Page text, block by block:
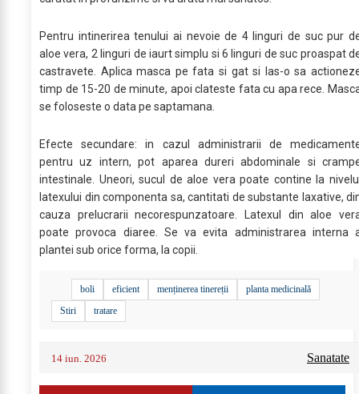
Pentru intinerirea tenului ai nevoie de 4 linguri de suc pur
aloe vera, 2 linguri de iaurt simplu si 6 linguri de suc proaspat
castravete. Aplica masca pe fata si gat si las-o sa
timp de 15-20 de minute, apoi clateste fata cu apa rece.
se foloseste o data pe saptamana.
Efecte secundare: in cazul administrarii de
pentru uz intern, pot aparea dureri abdominale si
intestinale. Uneori, sucul de aloe vera poate contine la
latexului din componenta sa, cantitati de substante laxative,
cauza prelucrarii necorespunzatoare. Latexul din aloe
poate provoca diaree. Se va evita administrarea interna
plantei sub orice forma, la copii.
boli eficient menținerea tinereții
planta medicinală
Stiri
tratare
14 iun. 2026 Sanatate